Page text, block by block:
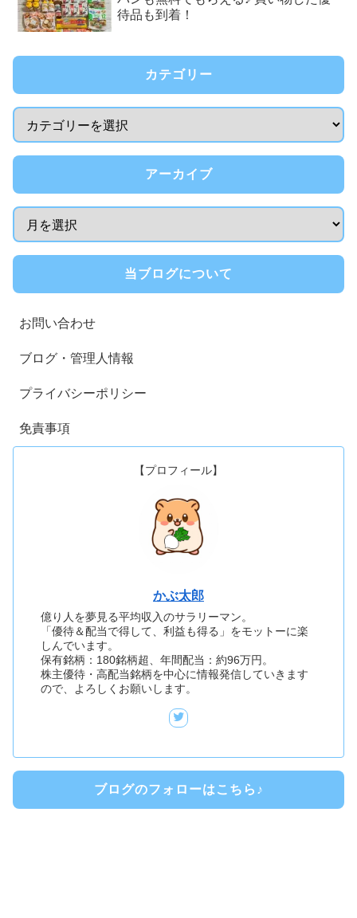
待品も到着！
カテゴリー
アーカイブ
当ブログについて
お問い合わせ
ブログ・管理人情報
プライバシーポリシー
免責事項
【プロフィール】
かぶ太郎
億り人を夢見る平均収入のサラリーマン。
「優待＆配当で得して、利益も得る」をモットーに楽
しんでいます。
保有銘柄：180銘柄超、年間配当：約96万円。
株主優待・高配当銘柄を中心に情報発信していきます
ので、よろしくお願いします。
ブログのフォローはこちら♪